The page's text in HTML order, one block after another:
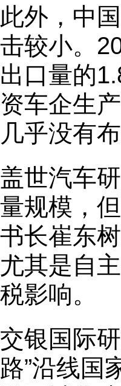
此外，中
击较小。
出口量的
资车企生
几乎没有布
盖世汽车
量规模，
书长崔东
尤其是自
税影响。
交银国际
路”沿线国